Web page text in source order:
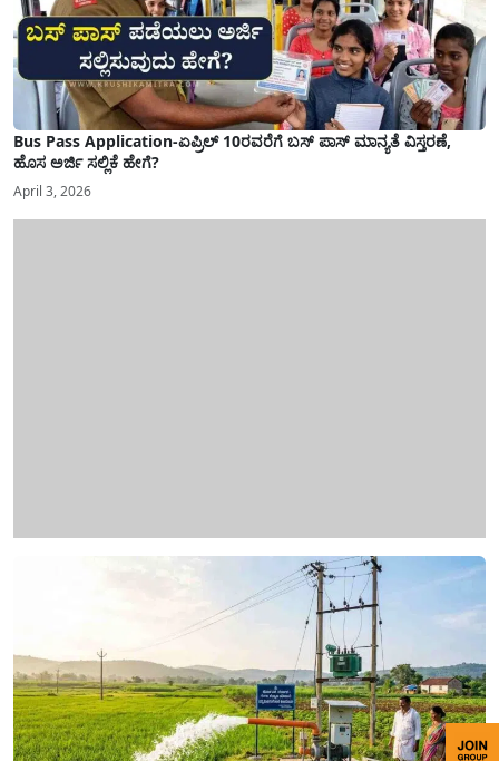
Bus Pass Application-ಏಪ್ರಿಲ್ 10ರವರೆಗೆ ಬಸ್ ಪಾಸ್ ಮಾನ್ಯತೆ ವಿಸ್ತರಣೆ,
ಹೊಸ ಅರ್ಜಿ ಸಲ್ಲಿಕೆ ಹೇಗೆ?
April 3, 2026